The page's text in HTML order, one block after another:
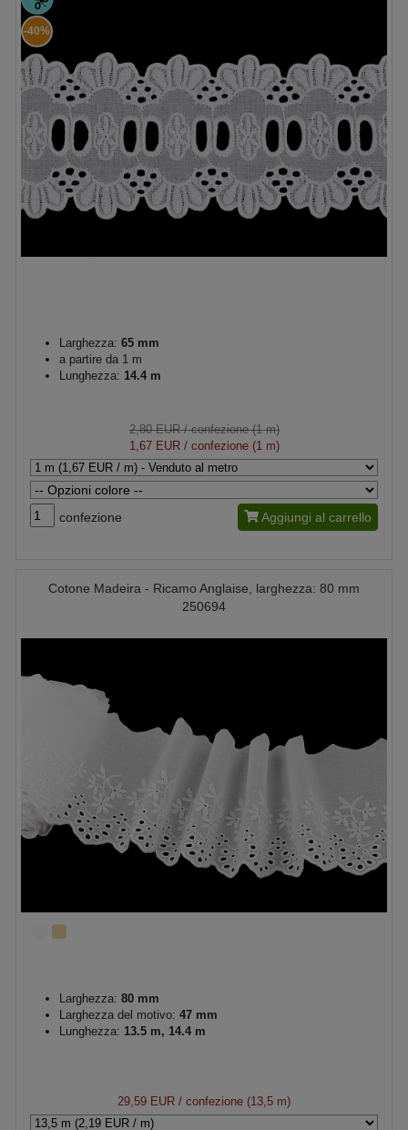
-40%
Larghezza: 65 mm
a partire da 1 m
Lunghezza: 14.4 m
2,80 EUR/ confezione (1 m)
1,67 EUR/ confezione (1 m)
confezione Aggiungi al carrello
Cotone Madeira - Ricamo Anglaise, larghezza: 80 mm
250694
Larghezza: 80 mm
Larghezza del motivo: 47 mm
Lunghezza: 13.5 m, 14.4 m
29,59 EUR / confezione (13,5 m)